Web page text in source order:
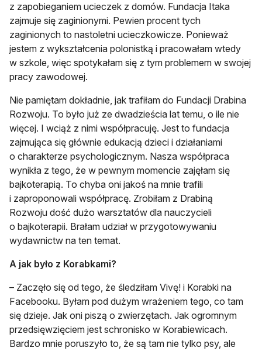
z zapobieganiem ucieczek z domów. Fundacja Itaka
zajmuje się zaginionymi. Pewien procent tych
zaginionych to nastoletni ucieczkowicze. Ponieważ
jestem z wykształcenia polonistką i pracowałam wtedy
w szkole, więc spotykałam się z tym problemem w swojej
pracy zawodowej.
Nie pamiętam dokładnie, jak trafiłam do Fundacji Drabina
Rozwoju. To było już ze dwadzieścia lat temu, o ile nie
więcej. I wciąż z nimi współpracuję. Jest to fundacja
zajmująca się głównie edukacją dzieci i działaniami
o charakterze psychologicznym. Nasza współpraca
wynikła z tego, że w pewnym momencie zajęłam się
bajkoterapią. To chyba oni jakoś na mnie trafili
i zaproponowali współpracę. Zrobiłam z Drabiną
Rozwoju dość dużo warsztatów dla nauczycieli
o bajkoterapii. Brałam udział w przygotowywaniu
wydawnictw na ten temat.
A jak było z Korabkami?
– Zaczęło się od tego, że śledziłam Vivę! i Korabki na
Facebooku. Byłam pod dużym wrażeniem tego, co tam
się dzieje. Jak oni piszą o zwierzętach. Jak ogromnym
przedsięwzięciem jest schronisko w Korabiewicach.
Bardzo mnie poruszyło to, że są tam nie tylko psy, ale